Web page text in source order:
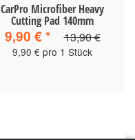
CarPro Microfiber Heavy
Cutting Pad 140mm
9,90 €* 13,90 €
9,90 € pro 1 Stück